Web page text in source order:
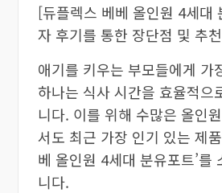
[듀플렉스 베베 올인원 4세대
자 후기를 통한 장단점 및 추
애기를 키우는 부모들에게 가
하나는 식사 시간을 효율적으
니다. 이를 위해 수많은 올인
서도 최근 가장 인기 있는 제
베 올인원 4세대 분유포트’를
니다.